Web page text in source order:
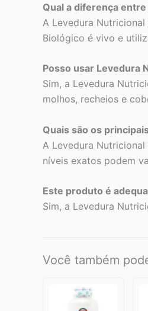
Qual a diferença
A Levedura
Biológico é vivo e
Posso usar Levedura
Sim, a Levedura
molhos, recheios e
Quais são os
A Levedura
níveis exatos podem
Este produto é
Sim, a Levedura
Você também